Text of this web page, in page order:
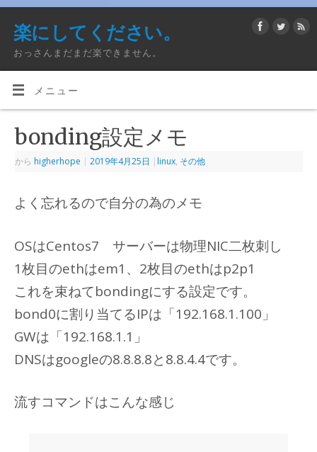
楽にしてください。
おっさんまだまだ楽できません。
メニュー
bonding設定メモ
から higherhope | 2019年4月25日 | linux, その他
よく忘れるので自分の為のメモ
OSはCentos7 サーバーは物理NIC二枚刺し
1枚目のethはem1、2枚目のethはp2p1
これを束ねてbondingにする設定です。
bond0に割り当てるIPは「192.168.1.100」
GWは「192.168.1.1」
DNSはgoogleの8.8.8.8と8.8.4.4です。
流すコマンドはこんな感じ